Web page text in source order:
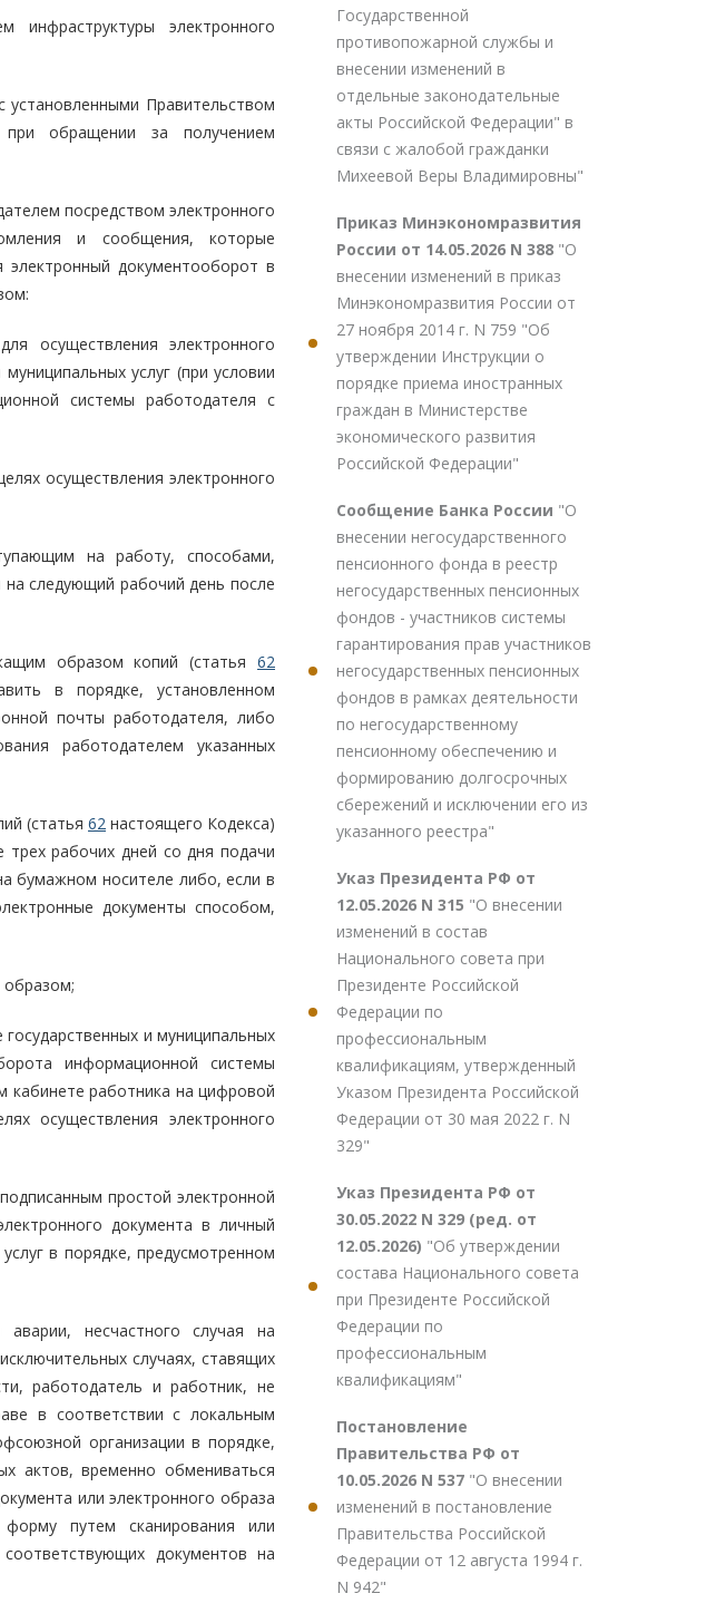
инфраструктуры электронного
установленными Правительством
при обращении за получением
посредством электронного
и сообщения, которые
документооборот в
осуществления электронного
услуг (при условии
системы работодателя с
осуществления электронного
на работу, способами,
следующий рабочий день после
образом копий (статья 62
в порядке, установленном
почты работодателя, либо
работодателем указанных
(статья 62 настоящего Кодекса)
трех рабочих дней со дня подачи
бумажном носителе либо, если в
документы способом,
и муниципальных
информационной системы
кабинете работника на цифровой
осуществления электронного
простой электронной
документа в личный
в порядке, предусмотренном
несчастного случая на
случаях, ставящих
работодатель и работник, не
в соответствии с локальным
организации в порядке,
актов, временно обмениваться
или электронного образа
путем сканирования или
документов на
Государственной
противопожарной службы и
внесении изменений в
отдельные законодательные
акты Российской Федерации" в
связи с жалобой гражданки
Михеевой Веры Владимировны"
Приказ Минэкономразвития
России от 14.05.2026 N 388 "О
внесении изменений в приказ
Минэкономразвития России от
27 ноября 2014 г. N 759 "Об
утверждении Инструкции о
порядке приема иностранных
граждан в Министерстве
экономического развития
Российской Федерации"
Сообщение Банка России "О
внесении негосударственного
пенсионного фонда в реестр
негосударственных пенсионных
фондов - участников системы
гарантирования прав участников
негосударственных пенсионных
фондов в рамках деятельности
по негосударственному
пенсионному обеспечению и
формированию долгосрочных
сбережений и исключении его из
указанного реестра"
Указ Президента РФ от
12.05.2026 N 315 "О внесении
изменений в состав
Национального совета при
Президенте Российской
Федерации по
профессиональным
квалификациям, утвержденный
Указом Президента Российской
Федерации от 30 мая 2022 г. N
329"
Указ Президента РФ от
30.05.2022 N 329 (ред. от
12.05.2026) "Об утверждении
состава Национального совета
при Президенте Российской
Федерации по
профессиональным
квалификациям"
Постановление
Правительства РФ от
10.05.2026 N 537 "О внесении
изменений в постановление
Правительства Российской
Федерации от 12 августа 1994 г.
N 942"